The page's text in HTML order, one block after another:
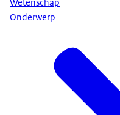
Onderwerp